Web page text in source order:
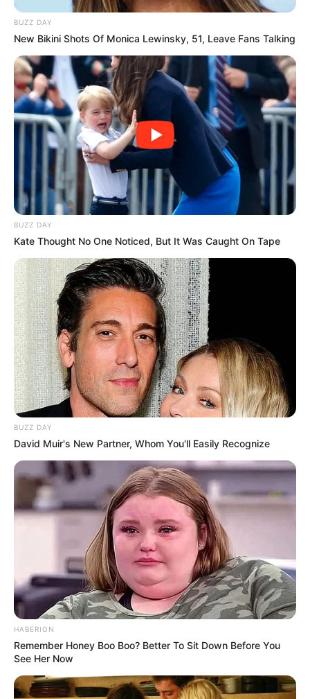
Hanem megmutatja, mennyire üresek lettek a régi
BUZZ DAY
New Bikini Shots Of Monica Lewinsky, 51, Leave Fans Talking
BUZZ DAY
Kate Thought No One Noticed, But It Was Caught On Tape
BUZZ DAY
David Muir's New Partner, Whom You'll Easily Recognize
HABERION
Remember Honey Boo Boo? Better To Sit Down Before You
See Her Now